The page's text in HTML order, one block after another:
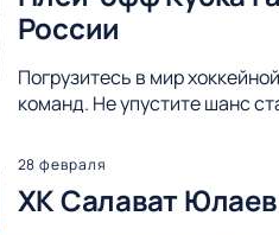
России
Погрузитесь в мир
команд. Не упустите шанс
28 февраля
ХК Салават